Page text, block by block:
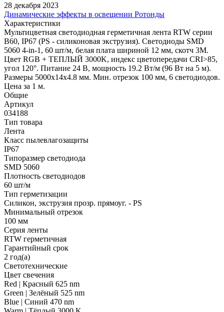
28 декабря 2023
Динамические эффекты в освещении Ротонды
Характеристики
Мультицветная светодиодная герметичная лента RTW серии
B60, IP67 (PS - силиконовая экструзия). Светодиоды SMD
5060 4-in-1, 60 шт/м, белая плата шириной 12 мм, скотч 3M.
Цвет RGB + ТЕПЛЫЙ 3000K, индекс цветопередачи CRI>85,
угол 120°. Питание 24 В, мощность 19.2 Вт/м (96 Вт на 5 м).
Размеры 5000x14x4.8 мм. Мин. отрезок 100 мм, 6 светодиодов.
Цена за 1 м.
Общие
Артикул
034188
Тип товара
Лента
Класс пылевлагозащиты
IP67
Типоразмер светодиода
SMD 5060
Плотность светодиодов
60 шт/м
Тип герметизации
Силикон, экструзия прозр. прямоуг. - PS
Минимальный отрезок
100 мм
Серия ленты
RTW герметичная
Гарантийный срок
2 год(а)
Светотехнические
Цвет свечения
Red | Красный 625 nm
Green | Зелёный 525 nm
Blue | Синий 470 nm